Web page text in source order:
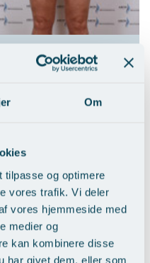
Om
tilpasse og optimere
vores trafik. Vi deler
vores hjemmeside med
medier og
kan kombinere disse
har givet dem, eller som